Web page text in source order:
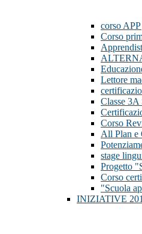
corso
Corso
Lettore
Classe
Corso
All Plan e
stage
Progetto
Corso
"Scuola
INIZIATIVE